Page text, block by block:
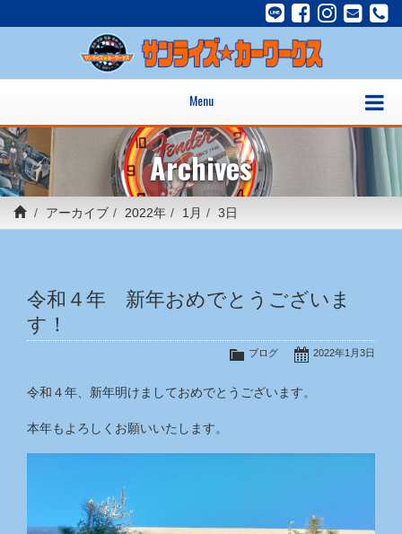
Menu
Archives
アーカイブ 2022年 1月 3日
令和４年 新年おめでとうございま
す！
2022年1月3日
ブログ
令和４年、新年明けましておめでとうございます。
本年もよろしくお願いいたします。